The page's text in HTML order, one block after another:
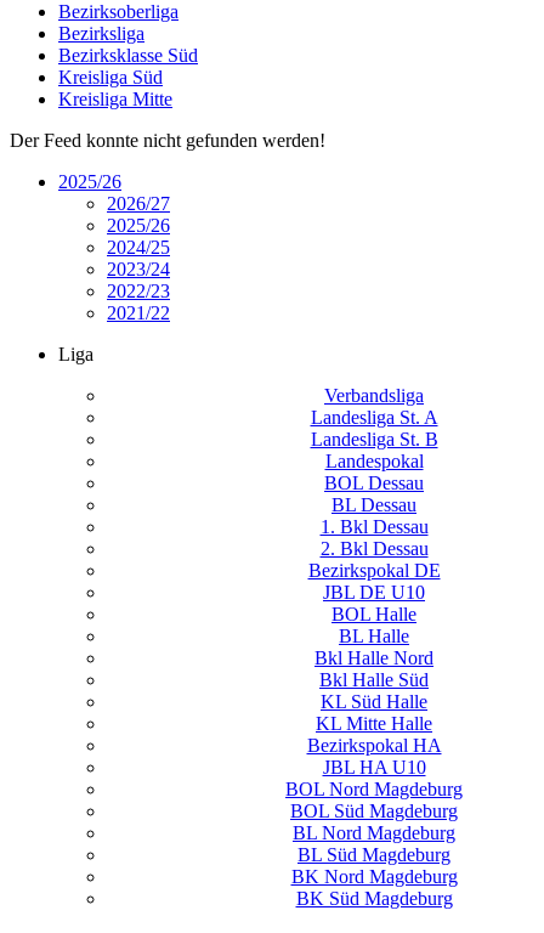
Bezirksoberliga
Bezirksliga
Bezirksklasse Süd
Kreisliga Süd
Kreisliga Mitte
Der Feed konnte nicht gefunden werden!
2025/26
2026/27
2025/26
2024/25
2023/24
2022/23
2021/22
Liga
Verbandsliga
Landesliga St. A
Landesliga St. B
Landespokal
BOL Dessau
BL Dessau
1. Bkl Dessau
2. Bkl Dessau
Bezirkspokal DE
JBL DE U10
BOL Halle
BL Halle
Bkl Halle Nord
Bkl Halle Süd
KL Süd Halle
KL Mitte Halle
Bezirkspokal HA
JBL HA U10
BOL Nord Magdeburg
BOL Süd Magdeburg
BL Nord Magdeburg
BL Süd Magdeburg
BK Nord Magdeburg
BK Süd Magdeburg